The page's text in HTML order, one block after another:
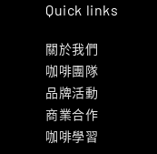
Quick links
關於我們
咖啡團隊
品牌活動
商業合作
咖啡學習